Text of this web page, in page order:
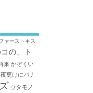
ァーストキス
の、ト
来 かぞくい
更けにバナ
ウタモノ